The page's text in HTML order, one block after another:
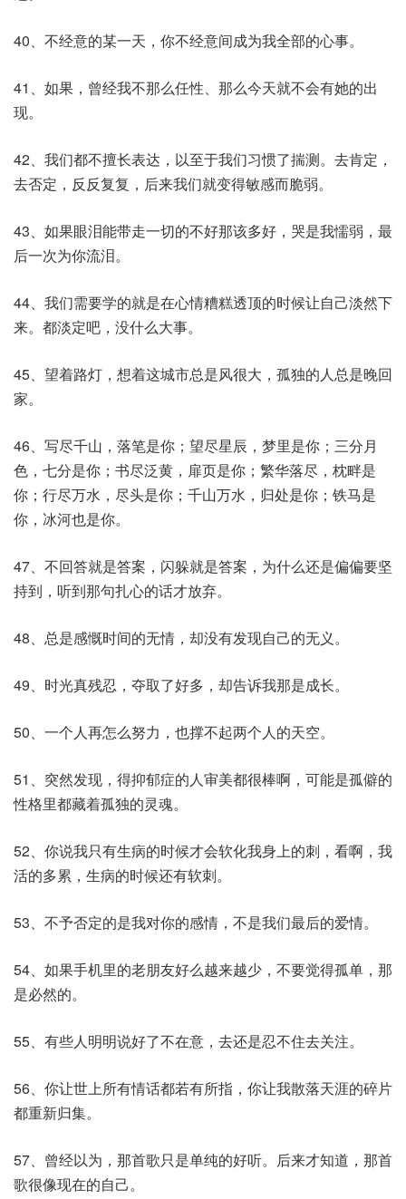
40、不经意的某一天，你不经意间成为我全部的心事。
41、如果，曾经我不那么任性、那么今天就不会有她的出
现。
42、我们都不擅长表达，以至于我们习惯了揣测。去肯定，
去否定，反反复复，后来我们就变得敏感而脆弱。
43、如果眼泪能带走一切的不好那该多好，哭是我懦弱，最
后一次为你流泪。
44、我们需要学的就是在心情糟糕透顶的时候让自己淡然下
来。都淡定吧，没什么大事。
45、望着路灯，想着这城市总是风很大，孤独的人总是晚回
家。
46、写尽千山，落笔是你；望尽星辰，梦里是你；三分月
色，七分是你；书尽泛黄，扉页是你；繁华落尽，枕畔是
你；行尽万水，尽头是你；千山万水，归处是你；铁马是
你，冰河也是你。
47、不回答就是答案，闪躲就是答案，为什么还是偏偏要坚
持到，听到那句扎心的话才放弃。
48、总是感慨时间的无情，却没有发现自己的无义。
49、时光真残忍，夺取了好多，却告诉我那是成长。
50、一个人再怎么努力，也撑不起两个人的天空。
51、突然发现，得抑郁症的人审美都很棒啊，可能是孤僻的
性格里都藏着孤独的灵魂。
52、你说我只有生病的时候才会软化我身上的刺，看啊，我
活的多累，生病的时候还有软刺。
53、不予否定的是我对你的感情，不是我们最后的爱情。
54、如果手机里的老朋友好么越来越少，不要觉得孤单，那
是必然的。
55、有些人明明说好了不在意，去还是忍不住去关注。
56、你让世上所有情话都若有所指，你让我散落天涯的碎片
都重新归集。
57、曾经以为，那首歌只是单纯的好听。后来才知道，那首
歌很像现在的自己。